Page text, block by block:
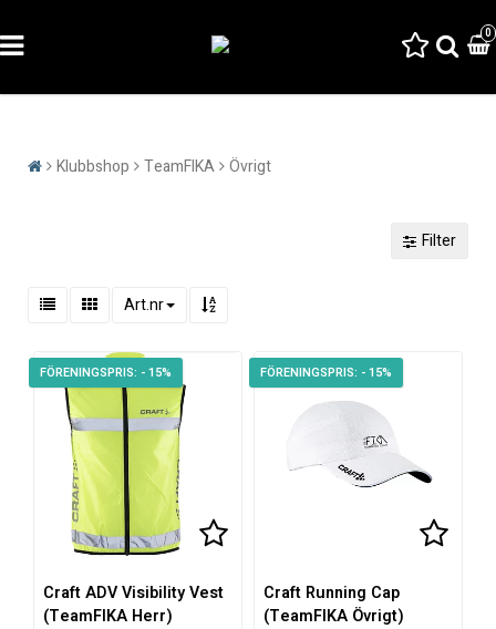
0
Klubbshop TeamFIKA Övrigt
Filter
Art.nr
- 15%
Lägg till i favoritlistan
Lägg till i favoritlistan
Craft ADV Visibility Vest
(TeamFIKA Herr)
- 15%
Craft Running Cap
(TeamFIKA Övrigt)